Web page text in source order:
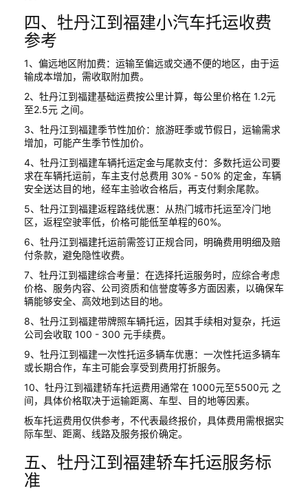
四、牡丹江到福建小汽车托运收费
参考
1、偏远地区附加费：运输至偏远或交通不便的地区，由于运
输成本增加，需收取附加费。
2、牡丹江到福建基础运费按公里计算，每公里价格在 1.2元
至2.5元 之间。
3、牡丹江到福建季节性加价：旅游旺季或节假日，运输需求
增加，可能产生季节性加价。
4、牡丹江到福建车辆托运定金与尾款支付：多数托运公司要
求在车辆托运前，车主支付总费用 30% - 50% 的定金，车辆
安全送达目的地，经车主验收合格后，再支付剩余尾款。
5、牡丹江到福建返程路线优惠：从热门城市托运至冷门地
区，返程空驶率低，价格可能低至单程的60%。
6、牡丹江到福建托运前需签订正规合同，明确费用明细及赔
付条款，避免隐性收费。
7、牡丹江到福建综合考量：在选择托运服务时，应综合考虑
价格、服务内容、公司资质和信誉度等多方面因素，以确保车
辆能够安全、高效地到达目的地。
8、牡丹江到福建带牌照车辆托运，因其手续相对复杂，托运
公司会收取 100 - 300 元手续费。
9、牡丹江到福建一次性托运多辆车优惠：一次性托运多辆车
或长期合作，车主可能会享受到费用打折服务。
10、牡丹江到福建轿车托运费用通常在 1000元至5500元 之
间，具体价格取决于运输距离、车型、目的地等因素。
板车托运费用仅供参考，不代表最终报价，具体费用需根据实
际车型、距离、线路及服务报价确定。
五、牡丹江到福建轿车托运服务标
准